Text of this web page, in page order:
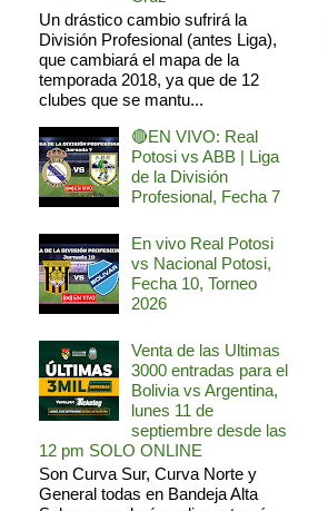
Un drástico cambio sufrirá la
División Profesional (antes Liga),
que cambiará el mapa de la
temporada 2018, ya que de 12
clubes que se mantu...
🔴EN VIVO: Real
Potosi vs ABB | Liga
de la División
Profesional, Fecha 7
En vivo Real Potosi
vs Nacional Potosi,
Fecha 10, Torneo
2026
Venta de las Ultimas
3000 entradas para el
Bolivia vs Argentina,
lunes 11 de
septiembre desde las
12 pm SOLO ONLINE
Son Curva Sur, Curva Norte y
General todas en Bandeja Alta